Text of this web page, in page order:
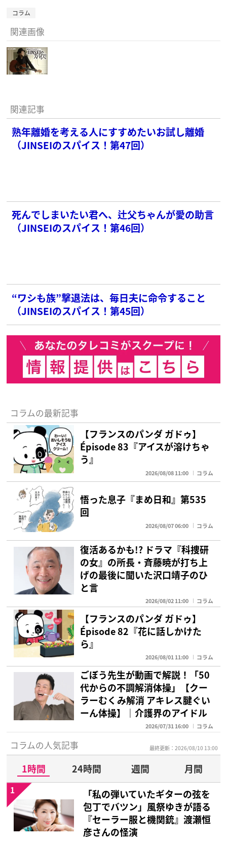
コラム
関連画像
関連記事
熟年離婚を考える人にすすめたいお試し離婚
（JINSEIのスパイス！第47回）
死んでしまいたい君へ、辻父ちゃんが愛の助言
（JINSEIのスパイス！第46回）
“ワシも族”撃退法は、毎日夫に命令すること
（JINSEIのスパイス！第45回）
コラムの最新記事
【フランスのパンダ ガドゥ】
Épisode 83『アイスが溶けちゃ
う』
2026/08/08 11:00 コラム
悟った息子『まめ日和』第535
回
2026/08/07 06:00 コラム
復活あるかも!? ドラマ『科捜研
の女』の所長・斉藤暁が打ち上
げの最後に聞いた沢口靖子のひ
と言
2026/08/02 11:00 コラム
【フランスのパンダ ガドゥ】
Épisode 82『花に話しかけた
ら』
2026/08/01 11:00 コラム
ごぼう先生が動画で解説！「50
代からの不調解消体操」【クー
ラーむくみ解消 アキレス腱ぐい
ーん体操】｜介護界のアイドル
2026/07/31 16:00 コラム
コラムの人気記事 最終更新：2026/08/10 13:00
1時間 24時間 週間
月間
「私の弾いていたギターの弦を
包丁でバツン」風祭ゆきが語る
『セーラー服と機関銃』渡瀬恒
彦さんの怪演
1